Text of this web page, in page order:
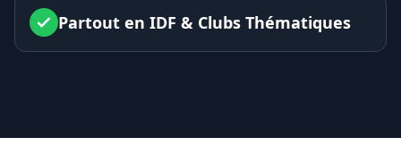
Partout en IDF & Clubs Thématiques